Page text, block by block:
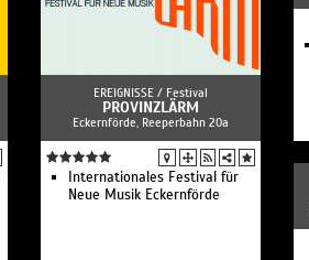
EREIGNISSE / Festival
PROVINZLÄRM
Eckernförde, Reeperbahn 20a
Internationales Festival für
Neue Musik Eckernförde